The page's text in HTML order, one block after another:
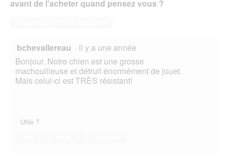
avant de l'acheter quand pensez vous ?
bchevallereau · il y a une année
Bonjour. Notre chien est une grosse
machouilleuse et détruit énormément de jouet.
Mais celui-ci est TRÈS résistant!
Utile ?